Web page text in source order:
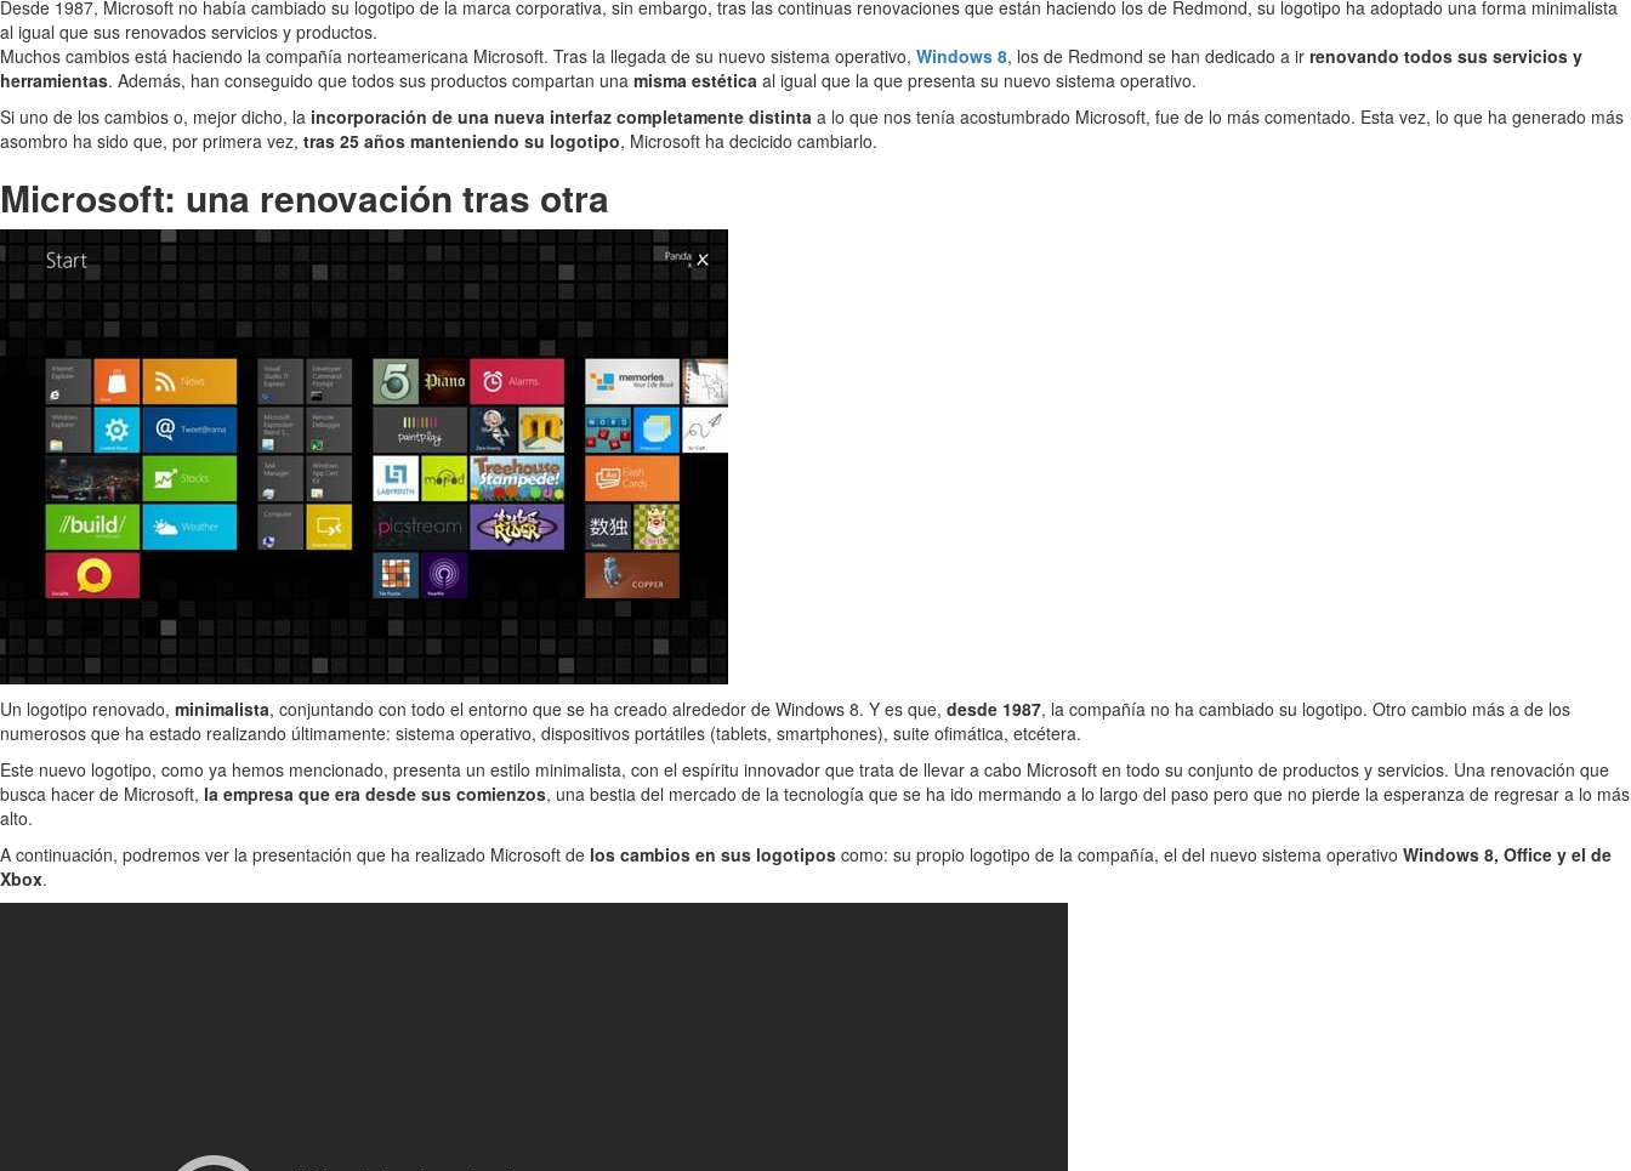
Desde 1987, Microsoft no había cambiado su logotipo de la marca corporativa, sin embargo, tras las continuas renovaciones que están haciendo los de Redmond, su logotipo ha adoptado una forma minimalista
al igual que sus renovados servicios y productos.
Muchos cambios está haciendo la compañía norteamericana Microsoft. Tras la llegada de su nuevo sistema operativo, Windows 8, los de Redmond se han dedicado a ir renovando todos sus servicios y
herramientas. Además, han conseguido que todos sus productos compartan una misma estética al igual que la que presenta su nuevo sistema operativo.
Si uno de los cambios o, mejor dicho, la incorporación de una nueva interfaz completamente distinta a lo que nos tenía acostumbrado Microsoft, fue de lo más comentado. Esta vez, lo que ha generado más
asombro ha sido que, por primera vez, tras 25 años manteniendo su logotipo, Microsoft ha decicido cambiarlo.
Microsoft: una renovación tras otra
Un logotipo renovado, minimalista, conjuntando con todo el entorno que se ha creado alrededor de Windows 8. Y es que, desde 1987, la compañía no ha cambiado su logotipo. Otro cambio más a de los
numerosos que ha estado realizando últimamente: sistema operativo, dispositivos portátiles (tablets, smartphones), suite ofimática, etcétera.
Este nuevo logotipo, como ya hemos mencionado, presenta un estilo minimalista, con el espíritu innovador que trata de llevar a cabo Microsoft en todo su conjunto de productos y servicios. Una renovación que
busca hacer de Microsoft, la empresa que era desde sus comienzos, una bestia del mercado de la tecnología que se ha ido mermando a lo largo del paso pero que no pierde la esperanza de regresar a lo más
alto.
A continuación, podremos ver la presentación que ha realizado Microsoft de los cambios en sus logotipos como: su propio logotipo de la compañía, el del nuevo sistema operativo Windows 8, Office y el de
Xbox.